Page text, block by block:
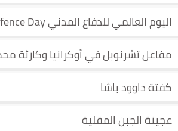
اليوم العالمي للدفاع المدني World Civil Defence Day
مفاعل تشرنوبل في أوكرانيا وكارثة
كفتة داوود باشا
عجينة الجبن المقلية